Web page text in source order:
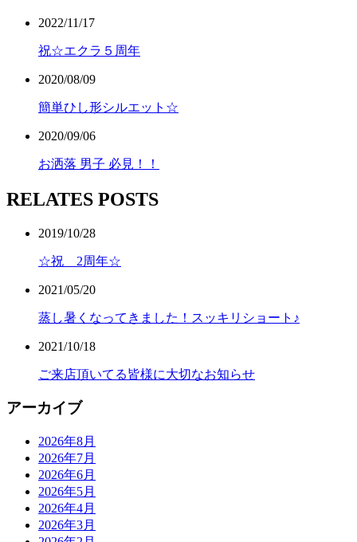
2022/11/17
祝☆エクラ５周年
2020/08/09
簡単ひし形シルエット☆
2020/09/06
お洒落 男子 必見！！
RELATES POSTS
2019/10/28
☆祝 2周年☆
2021/05/20
蒸し暑くなってきました！スッキリショート♪
2021/10/18
ご来店頂いてる皆様に大切なお知らせ
アーカイブ
2026年8月
2026年7月
2026年6月
2026年5月
2026年4月
2026年3月